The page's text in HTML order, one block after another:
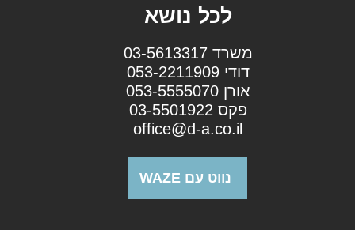
לכל נושא
משרד 03-5613317
דודי 053-2211909
אורן 053-5555070
פקס 03-5501922
office@d-a.co.il
נווט עם WAZE